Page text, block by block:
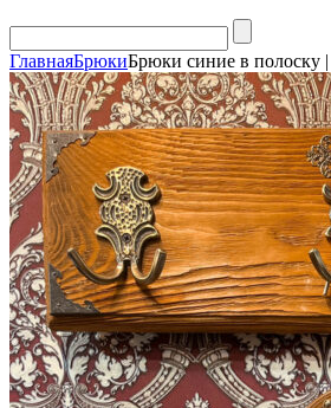
ГлавнаяБрюкиБрюки синие в полоску